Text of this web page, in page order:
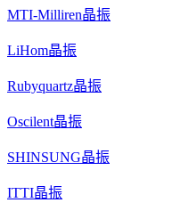
MTI-Milliren晶振
LiHom晶振
Rubyquartz晶振
Oscilent晶振
SHINSUNG晶振
ITTI晶振